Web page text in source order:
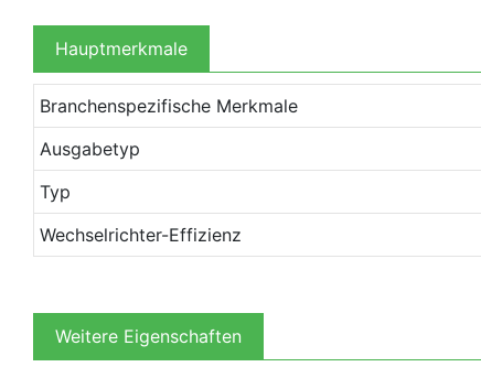
Hauptmerkmale
Branchenspezifische Merkmale
Ausgabetyp
Typ
Wechselrichter-Effizienz
Weitere Eigenschaften